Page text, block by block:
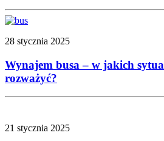
28 stycznia 2025
Wynajem busa – w jakich
rozważyć?
21 stycznia 2025